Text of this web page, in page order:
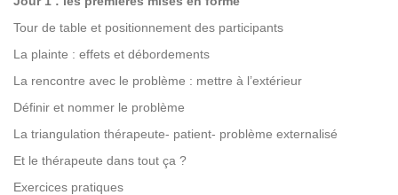
Tour de table et positionnement des participants
La plainte : effets et débordements
La rencontre avec le problème : mettre à l’extérieur
Définir et nommer le problème
La triangulation thérapeute- patient- problème externalisé
Et le thérapeute dans tout ça ?
Exercices pratiques